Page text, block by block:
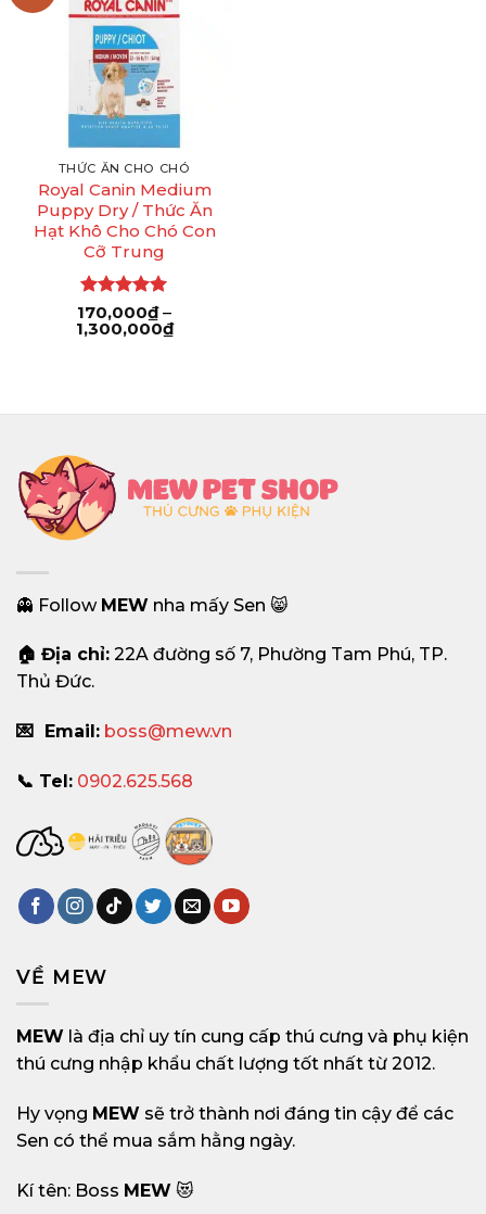
THỨC ĂN CHO CHÓ
Royal Canin Medium
Puppy Dry / Thức Ăn
Hạt Khô Cho Chó Con
Cỡ Trung
Được xếp
hạng55
170,000₫ –
1,300,000₫Khoảng
1,300,000₫
👻 Follow MEW nha mấy Sen 😸
🏠 Địa chỉ: 22A đường số 7, Phường Tam Phú, TP.
Thủ Đức.
💌 Email: boss@mew.vn
📞 Tel: 0902.625.568
VỀ MEW
MEW là địa chỉ uy tín cung cấp thú cưng và phụ kiện
thú cưng nhập khẩu chất lượng tốt nhất từ 2012.
Hy vọng MEW sẽ trở thành nơi đáng tin cậy để các
Sen có thể mua sắm hằng ngày.
Kí tên: Boss MEW 😻